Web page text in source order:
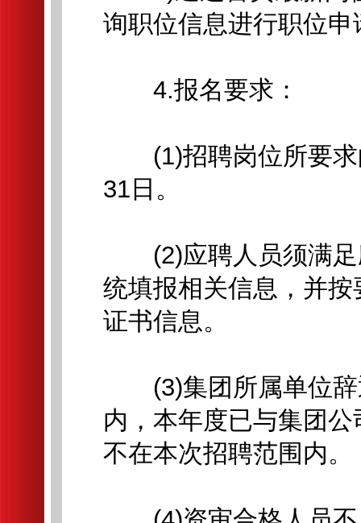
询职位信息进行职位申
4.报名要求：
(1)招聘岗位所要求
31日。
(2)应聘人员须满足
统填报相关信息，并
证书信息。
(3)集团所属单位辞
内，本年度已与集团
不在本次招聘范围内。